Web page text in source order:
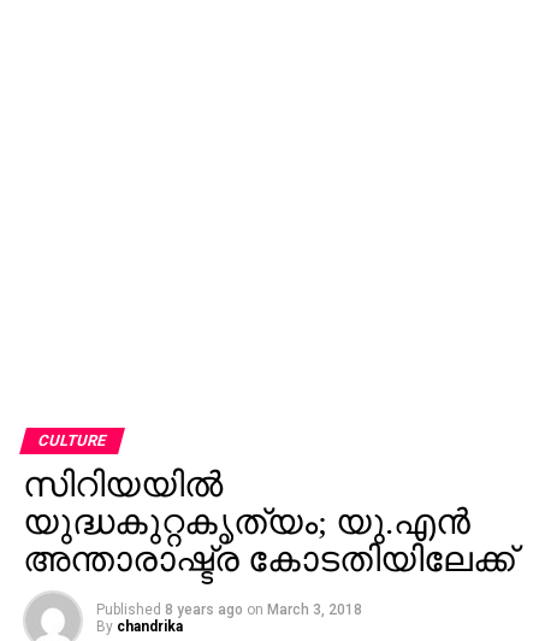
CULTURE
സിറിയയില്‍
യുദ്ധകുറ്റകൃത്യം; യു.എന്‍
അന്താരാഷ്ട്ര കോടതിയിലേക്ക്
Published 8 years ago on March 3, 2018
By chandrika